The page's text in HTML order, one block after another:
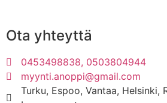
Ota yhteyttä
0453498838, 0503804944
myynti.anoppi@gmail.com
Turku, Espoo, Vantaa, Helsinki,